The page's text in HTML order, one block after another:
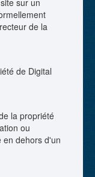
de la
de Digital
la propriété
ou
en dehors d'un